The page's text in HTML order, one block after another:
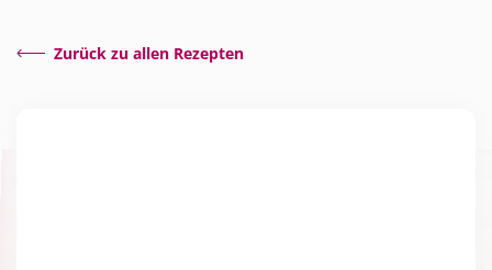
Zurück zu allen Rezepten